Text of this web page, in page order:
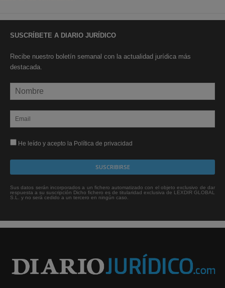
SUSCRÍBETE A DIARIO JURÍDICO
Recibe nuestro boletín semanal con la actualidad jurídica más
destacada.
He leído y acepto la Política de privacidad
Sus datos serán incorporados a un fichero automatizado con el objeto exclusivo de dar
respuesta a su suscripción Dicho fichero es de titularidad exclusiva de LEXDIR GLOBAL
S.L. y no será cedido a un tercero en ningún caso.